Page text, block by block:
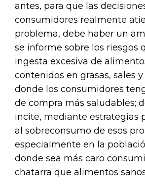
antes, para que las
consumidores realmente
problema, debe haber un
se informe sobre los riesgos
ingesta excesiva de
contenidos en grasas, sales y
donde los consumidores
de compra más saludables;
incite, mediante estrategias
al sobreconsumo de esos
especialmente en la
donde sea más caro
chatarra que alimentos